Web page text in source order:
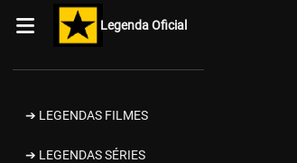
Legenda Oficial
➔ LEGENDAS FILMES
➔ LEGENDAS SÉRIES